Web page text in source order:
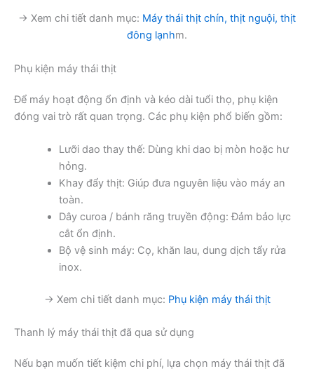
→ Xem chi tiết danh mục: Máy thái thịt chín, thịt nguội, thịt
đông lạnhm.
Phụ kiện máy thái thịt
Để máy hoạt động ổn định và kéo dài tuổi thọ, phụ kiện
đóng vai trò rất quan trọng. Các phụ kiện phổ biến gồm:
Lưỡi dao thay thế: Dùng khi dao bị mòn hoặc hư
hỏng.
Khay đẩy thịt: Giúp đưa nguyên liệu vào máy an
toàn.
Dây curoa / bánh răng truyền động: Đảm bảo lực
cắt ổn định.
Bộ vệ sinh máy: Cọ, khăn lau, dung dịch tẩy rửa
inox.
→ Xem chi tiết danh mục: Phụ kiện máy thái thịt
Thanh lý máy thái thịt đã qua sử dụng
Nếu bạn muốn tiết kiệm chi phí, lựa chọn máy thái thịt đã